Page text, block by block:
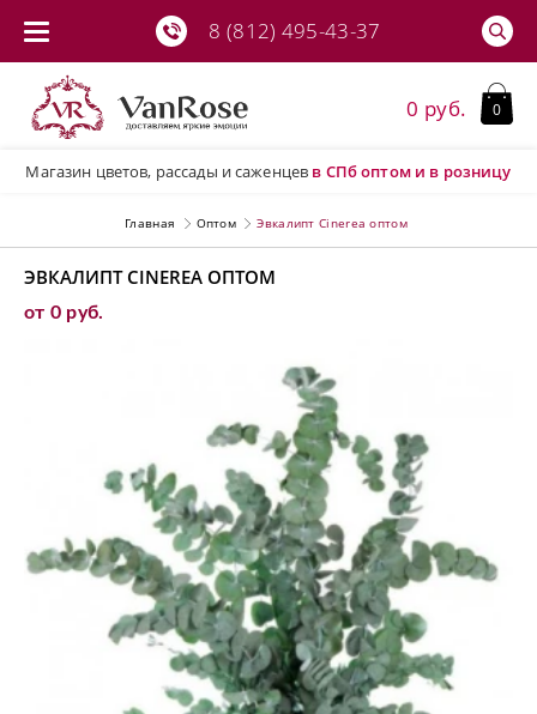
8 (812) 495-43-37
Магазин цветов, рассады и саженцев в СПбоптом и в розницу
0 руб. 0
Главная Оптом Эвкалипт Cinerea оптом
ЭВКАЛИПТ CINEREA ОПТОМ
от 0 руб.